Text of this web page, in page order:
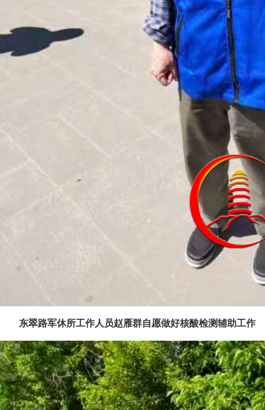
东翠路军休所工作人员赵雁群自愿做好核酸检测辅助工作